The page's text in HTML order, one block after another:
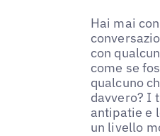
Hai mai
con
come se
qualcuno
davvero? I
antipatie e
un livello